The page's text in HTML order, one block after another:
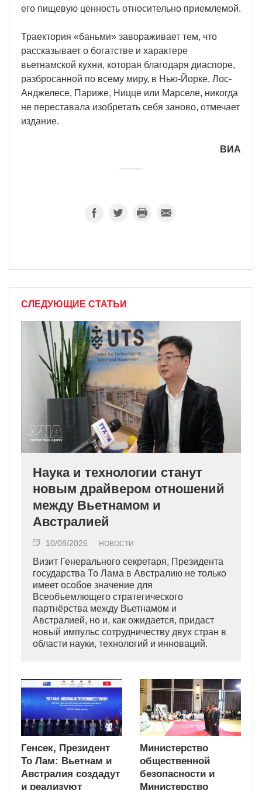
его пищевую ценность относительно приемлемой.
Траектория «баньми» завораживает тем, что
рассказывает о богатстве и характере
вьетнамской кухни, которая благодаря диаспоре,
разбросанной по всему миру, в Нью-Йорке, Лос-
Анджелесе, Париже, Ницце или Марселе, никогда
не переставала изобретать себя заново, отмечает
издание.
ВИА
СЛЕДУЮЩИЕ СТАТЬИ
Наука и технологии станут
новым драйвером отношений
между Вьетнамом и
Австралией
10/08/2026 НОВОСТИ
Визит Генерального секретаря, Президента
государства То Лама в Австралию не только
имеет особое значение для
Всеобъемлющего стратегического
партнёрства между Вьетнамом и
Австралией, но и, как ожидается, придаст
новый импульс сотрудничеству двух стран в
области науки, технологий и инноваций.
Генсек, Президент
То Лам: Вьетнам и
Австралия создадут
и реализуют
Министерство
общественной
безопасности и
Министерство